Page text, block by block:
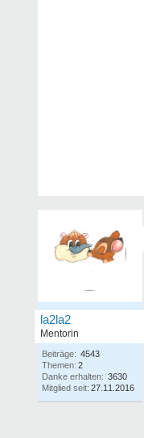
la2la2
Mentorin
Beiträge: 4543
Themen: 2
Danke erhalten: 3630
Mitglied seit: 27.11.2016